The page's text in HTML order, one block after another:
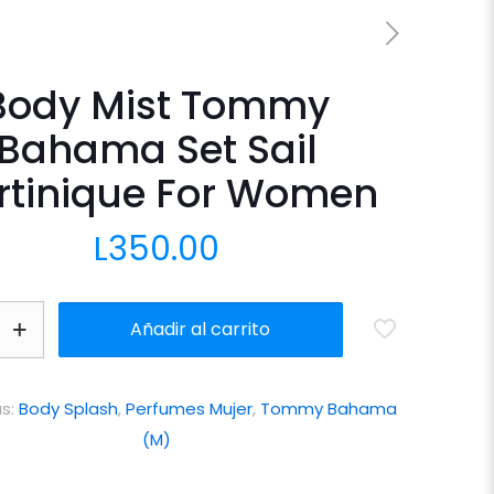
Mist Tommy
Bahama Set Sail
For Women
L350.00
Añadir al carrito
Body Splash,Perfumes Mujer, Tommy Bahama
(M)